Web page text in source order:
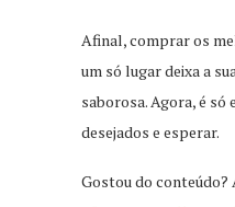
Afinal, comprar os
um só lugar deixa a
saborosa. Agora, é
desejados e esperar.
Gostou do conteúdo?